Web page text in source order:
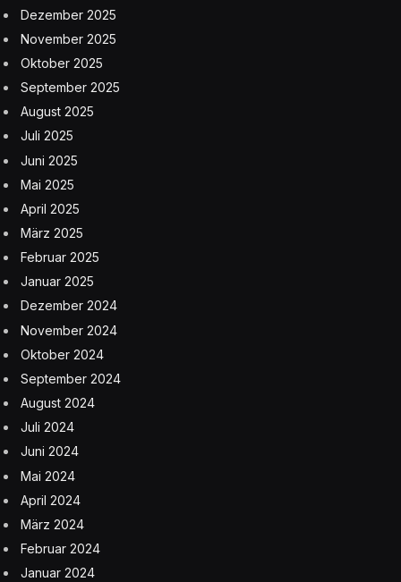
Dezember 2025
November 2025
Oktober 2025
September 2025
August 2025
Juli 2025
Juni 2025
Mai 2025
April 2025
März 2025
Februar 2025
Januar 2025
Dezember 2024
November 2024
Oktober 2024
September 2024
August 2024
Juli 2024
Juni 2024
Mai 2024
April 2024
März 2024
Februar 2024
Januar 2024